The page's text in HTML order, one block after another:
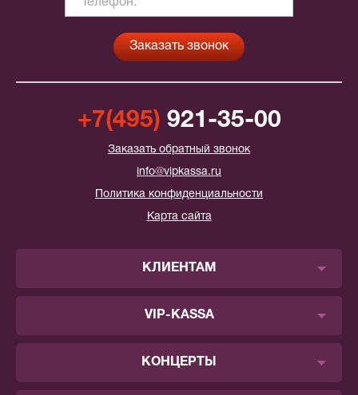
+7(495) 921-35-00
Заказать обратный звонок
info@vipkassa.ru
Политика конфиденциальности
Карта сайта
КЛИЕНТАМ
VIP-KASSA
КОНЦЕРТЫ